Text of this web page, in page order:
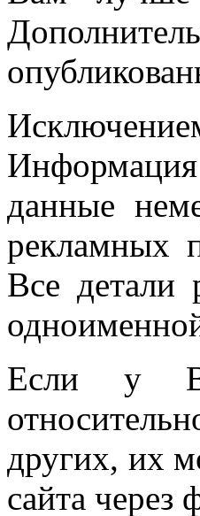
Информация
данные
рекламных
Все детали
Если у
других, их
сайта через